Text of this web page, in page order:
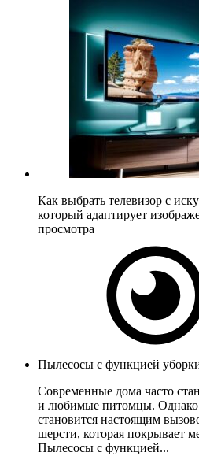
Как выбрать телевизор с
который адаптирует
просмотра
Пылесосы с функцией
Современные дома часто
и любимые питомцы. Однако
становится настоящим
шерсти, которая покрывает
Пылесосы с функцией...